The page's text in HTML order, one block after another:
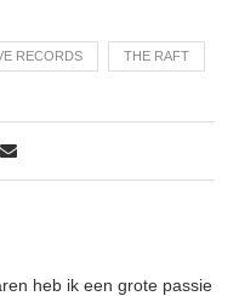
RECORDS THE RAFT
heb ik een grote passie